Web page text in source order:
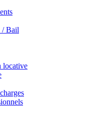
/ Bail
locative